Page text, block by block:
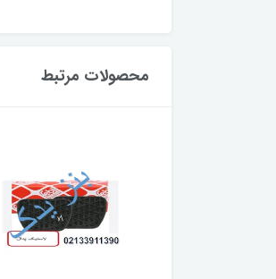
محصولات مرتبط